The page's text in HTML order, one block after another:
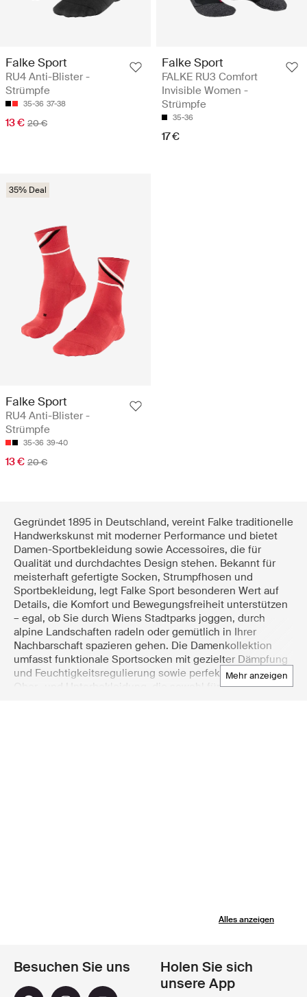
Falke Sport
RU4 Anti-Blister -
Strümpfe
35-36 37-38
13 € 20 €
Falke Sport
FALKE RU3 Comfort
Invisible Women -
Strümpfe
35-36
17 €
35% Deal
Falke Sport
RU4 Anti-Blister -
Strümpfe
35-36 39-40
13 € 20 €
mehr anzeigen
Gegründet 1895 in Deutschland, vereint Falke traditionelle
Handwerkskunst mit moderner Performance und bietet
Damen-Sportbekleidung sowie Accessoires, die für
Qualität und durchdachtes Design stehen. Bekannt für
meisterhaft gefertigte Socken, Strumpfhosen und
Sportbekleidung, legt Falke Sport besonderen Wert auf
Details, die Komfort und Bewegungsfreiheit unterstützen
– egal, ob Sie durch Wiens Stadtparks joggen, durch
alpine Landschaften radeln oder gemütlich in Ihrer
Nachbarschaft spazieren gehen. Die Damenkollektion
umfasst funktionale Sportsocken mit gezielter Dämpfung
und Feuchtigkeitsregulierung sowie perfekt abgestimmte
Ober- und Unterbekleidung, die sowohl für sportliche
Alles anzeigen
Besuchen Sie uns
Holen Sie sich
unsere App